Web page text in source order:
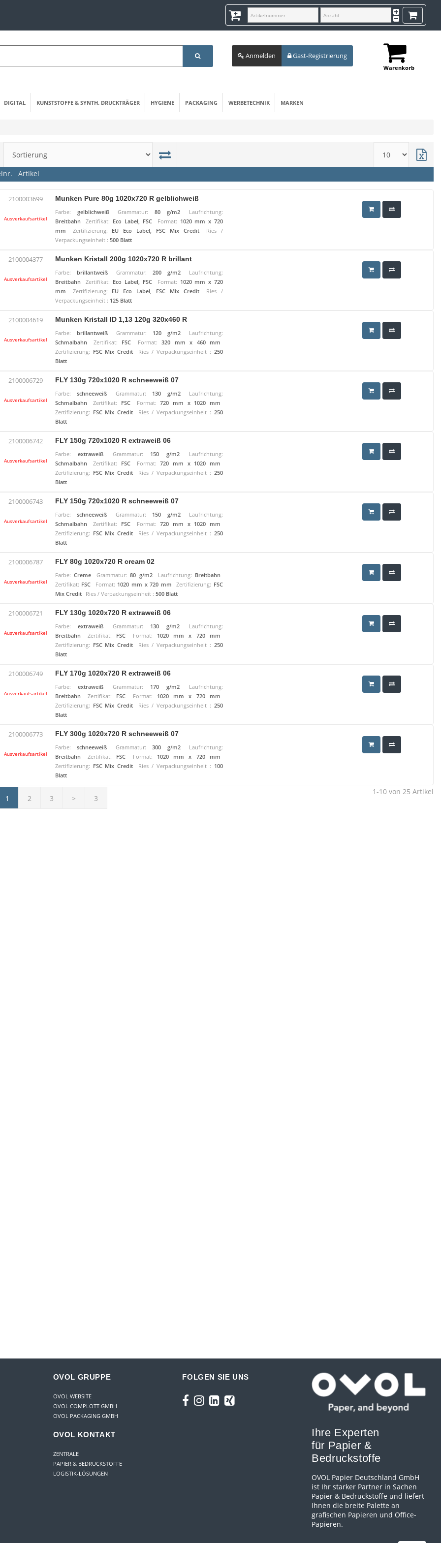
Anmelden Gast-Registrierung
Warenkorb
DIGITAL KUNSTSTOFFE & SYNTH. DRUCKTRÄGER HYGIENE PACKAGING WERBETECHNIK MARKEN
Artikel
2100003699
Ausverkaufsartikel
Munken Pure 80g 1020x720 R gelblichweiß
Farbe: gelblichweiß Grammatur:80 g/m2
Laufrichtung:
Breitbahn
Zertifikat: Eco Label, FSC Format: 1020 mm x 720
mm
Zertifizierung: EU Eco Label, FSC Mix Credit
Ries /
Verpackungseinheit : 500 Blatt
2100004377
Ausverkaufsartikel
Munken Kristall 200g 1020x720 R brillant
Farbe: brillantweiß Grammatur: 200 g/m2
Laufrichtung:
Breitbahn
Zertifikat: Eco Label, FSC Format: 1020 mm x 720
mm
Zertifizierung: EU Eco Label, FSC Mix Credit
Ries /
Verpackungseinheit : 125 Blatt
2100004619
Ausverkaufsartikel
Munken Kristall ID 1,13 120g 320x460 R
Farbe: brillantweiß Grammatur: 120 g/m2
Laufrichtung:
Schmalbahn
Zertifikat: FSC Format:320 mm x 460 mm
Zertifizierung: FSC Mix Credit Ries / Verpackungseinheit : 250
Blatt
2100006729
Ausverkaufsartikel
FLY 130g 720x1020 R schneeweiß 07
Farbe:schneeweiß Grammatur: 130 g/m2
Laufrichtung:
Schmalbahn
Zertifikat: FSC Format:720 mm x 1020 mm
Zertifizierung: FSC Mix Credit Ries / Verpackungseinheit : 250
Blatt
2100006742
Ausverkaufsartikel
FLY 150g 720x1020 R extraweiß 06
Farbe: extraweiß Grammatur: 150 g/m2
Laufrichtung:
Schmalbahn
Zertifikat: FSC Format:720 mm x 1020 mm
Zertifizierung: FSC Mix Credit Ries / Verpackungseinheit : 250
Blatt
2100006743
Ausverkaufsartikel
FLY 150g 720x1020 R schneeweiß 07
Farbe:schneeweiß Grammatur: 150 g/m2
Laufrichtung:
Schmalbahn
Zertifikat: FSC Format:720 mm x 1020 mm
Zertifizierung: FSC Mix Credit Ries / Verpackungseinheit : 250
Blatt
2100006787
Ausverkaufsartikel
FLY 80g 1020x720 R cream 02
Farbe: Creme Grammatur:80 g/m2 Laufrichtung: Breitbahn
Zertifikat: FSC Format: 1020 mm x 720 mm Zertifizierung: FSC
Mix Credit
Ries / Verpackungseinheit : 500 Blatt
2100006721
Ausverkaufsartikel
FLY 130g 1020x720 R extraweiß 06
Farbe: extraweiß Grammatur: 130 g/m2
Laufrichtung:
Breitbahn
Zertifikat: FSC Format: 1020 mm x 720 mm
Zertifizierung: FSC Mix Credit Ries / Verpackungseinheit : 250
Blatt
2100006749
Ausverkaufsartikel
FLY 170g 1020x720 R extraweiß 06
Farbe: extraweiß Grammatur: 170 g/m2
Laufrichtung:
Breitbahn
Zertifikat: FSC Format: 1020 mm x 720 mm
Zertifizierung: FSC Mix Credit Ries / Verpackungseinheit : 250
Blatt
2100006773
Ausverkaufsartikel
FLY 300g 1020x720 R schneeweiß 07
Farbe:schneeweiß Grammatur:300 g/m2
Laufrichtung:
Breitbahn
Zertifikat: FSC Format: 1020 mm x 720 mm
Zertifizierung: FSC Mix Credit Ries / Verpackungseinheit : 100
Blatt
1 2 3 > 3
1-10 von 25 Artikel
OVOL GRUPPE
OVOL WEBSITE
OVOL COMPLOTT GMBH
OVOL PACKAGING GMBH
OVOL KONTAKT
ZENTRALE
PAPIER & BEDRUCKSTOFFE
LOGISTIK-LÖSUNGEN
FOLGEN SIE UNS
Ihre Experten
für Papier &
Bedruckstoffe
OVOL Papier Deutschland GmbH
ist Ihr starker Partner in Sachen
Papier & Bedruckstoffe und liefert
Ihnen die breite Palette an
grafischen Papieren und Office-
Papieren.